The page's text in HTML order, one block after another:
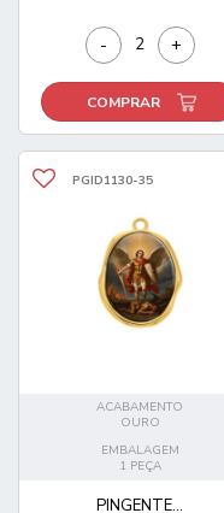
- +
COMPRAR
PGID1130-35
ACABAMENTO
OURO
EMBALAGEM
1 PEÇA
PINGENTE...